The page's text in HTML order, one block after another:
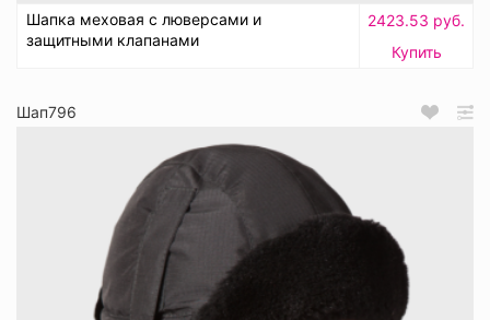
Шапка меховая с люверсами и
защитными клапанами
2423.53 руб.
Купить
Шап796